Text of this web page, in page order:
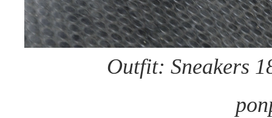
Outfit: Sneakers